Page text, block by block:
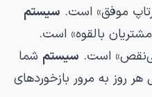
موفق» است. سیستم
است. سیستم شما
دقیقه اول هر روز به مرور بازخوردهای